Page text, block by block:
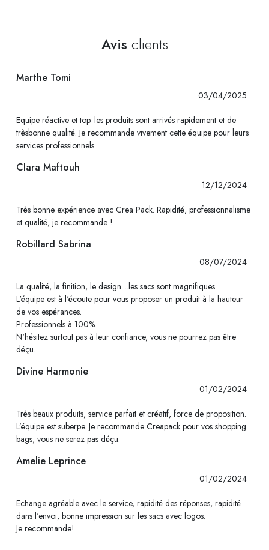
Avis clients
Marthe Tomi
03/04/2025
Equipe réactive et top. les produits sont arrivés rapidement et de
trèsbonne qualité. Je recommande vivement cette équipe pour leurs
services professionnels.
Clara Maftouh
12/12/2024
Très bonne expérience avec Crea Pack. Rapidité, professionnalisme
et qualité, je recommande !
Robillard Sabrina
08/07/2024
La qualité, la finition, le design....les sacs sont magnifiques.
L'équipe est à l'écoute pour vous proposer un produit à la hauteur
de vos espérances.
Professionnels à 100%.
N'hésitez surtout pas à leur confiance, vous ne pourrez pas être
déçu.
Divine Harmonie
01/02/2024
Très beaux produits, service parfait et créatif, force de proposition.
L’équipe est suberpe. Je recommande Creapack pour vos shopping
bags, vous ne serez pas déçu.
Amelie Leprince
01/02/2024
Echange agréable avec le service, rapidité des réponses, rapidité
dans l'envoi, bonne impression sur les sacs avec logos.
Je recommande!